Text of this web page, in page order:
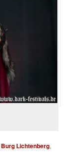
Burg Lichtenberg,